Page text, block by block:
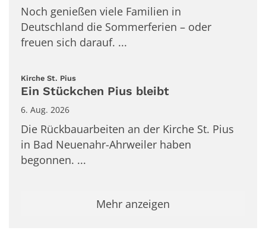
Noch genießen viele Familien in
Deutschland die Sommerferien – oder
freuen sich darauf. ...
Kirche St. Pius:
Ein Stückchen Pius bleibt
6. Aug. 2026
Die Rückbauarbeiten an der Kirche St. Pius
in Bad Neuenahr-Ahrweiler haben
begonnen. ...
Mehr anzeigen